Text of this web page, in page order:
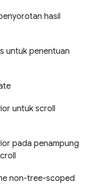
hasil
untuk penentuan
untuk scroll
pada penampung
non-tree-scoped